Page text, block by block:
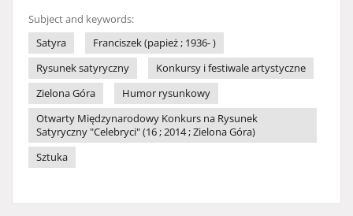
Subject and keywords:
Satyra
Franciszek (papież ; 1936- )
Rysunek satyryczny
Konkursy i festiwale artystyczne
Zielona Góra
Humor rysunkowy
Otwarty Międzynarodowy Konkurs na Rysunek
Satyryczny "Celebryci" (16 ; 2014 ; Zielona Góra)
Sztuka